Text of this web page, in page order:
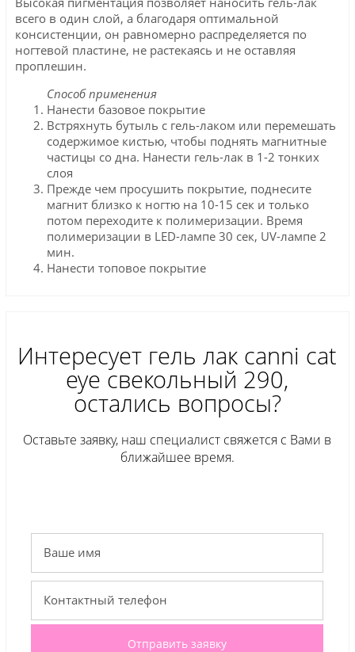
всего в один слой, а благодаря оптимальной
консистенции, он равномерно распределяется по
ногтевой пластине, не растекаясь и не оставляя
проплешин.
Способ применения
Нанести базовое покрытие
Встряхнуть бутыль с гель-лаком или перемешать
содержимое кистью, чтобы поднять магнитные
частицы со дна. Нанести гель-лак в 1-2 тонких
слоя
Прежде чем просушить покрытие, поднесите
магнит близко к ногтю на 10-15 сек и только
потом переходите к полимеризации. Время
полимеризации в LED-лампе 30 сек, UV-лампе 2
мин.
Нанести топовое покрытие
Интересует гель лак сanni cat
eye свекольный 290,
остались вопросы?
Оставьте заявку, наш специалист свяжется с Вами в
ближайшее время.
Отправить заявку